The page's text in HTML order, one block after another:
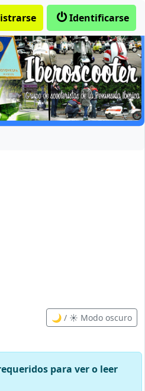
Identificarse
🌙 / ☀️ Modo oscuro
para ver o leer